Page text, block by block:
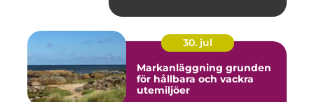
30. jul
Markanläggning grunden
för hållbara och vackra
utemiljöer